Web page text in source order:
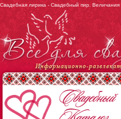
Свадебная лирика - Свадебный пир. Величания